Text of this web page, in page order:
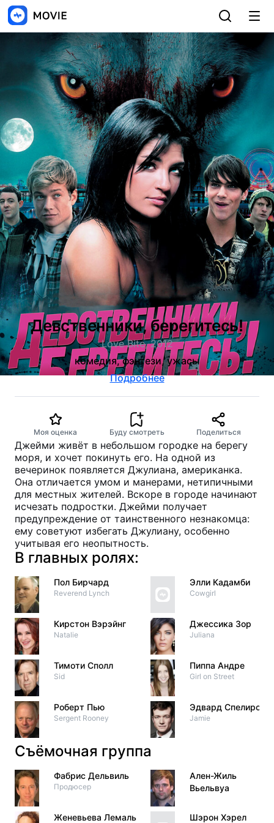
Девственники, берегитесь!
Love Bite, 2012
комедия, фэнтези, ужасы
Подробнее
Моя оценка Буду смотреть Поделиться
Джейми живёт в небольшом городке на берегу
моря, и хочет покинуть его. На одной из
вечеринок появляется Джулиана, американка.
Она отличается умом и манерами, нетипичными
для местных жителей. Вскоре в городе начинают
исчезать подростки. Джейми получает
предупреждение от таинственного незнакомца:
ему советуют избегать Джулиану, особенно
учитывая его неопытность.
В главных ролях:
Пол Бирчард
Reverend Lynch
Кирстон Вэрэйнг
Natalie
Тимоти Сполл
Sid
Роберт Пью
Sergent Rooney
Элли Кадамби
Cowgirl
Джессика Зор
Juliana
Пиппа Андре
Girl on Street
Эдвард Спелирс
Jamie
Съёмочная группа
Фабрис Дельвиль
Продюсер
Женевьева Лемаль
Ален-Жиль
Вьельвуа
Шэрон Хэрел